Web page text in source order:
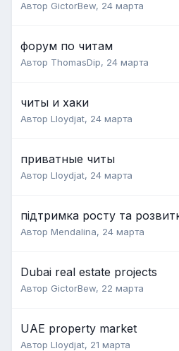
Автор GictorBew, 24 марта
форум по читам
Автор ThomasDip, 24 марта
читы и хаки
Автор Lloydjat, 24 марта
приватные читы
Автор Lloydjat, 24 марта
підтримка росту та
Автор Mendalina, 24 марта
Dubai real estate projects
Автор GictorBew, 22 марта
UAE property market
Автор Lloydjat, 21 марта